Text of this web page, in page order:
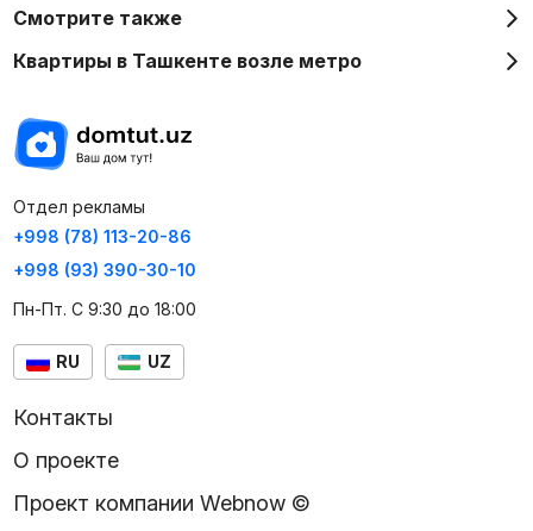
Смотрите также
Квартиры в Ташкенте возле метро
Отдел рекламы
+998 (78) 113-20-86
+998 (93) 390-30-10
Пн-Пт. С 9:30 до 18:00
RU UZ
Контакты
О проекте
Проект компании Webnow ©